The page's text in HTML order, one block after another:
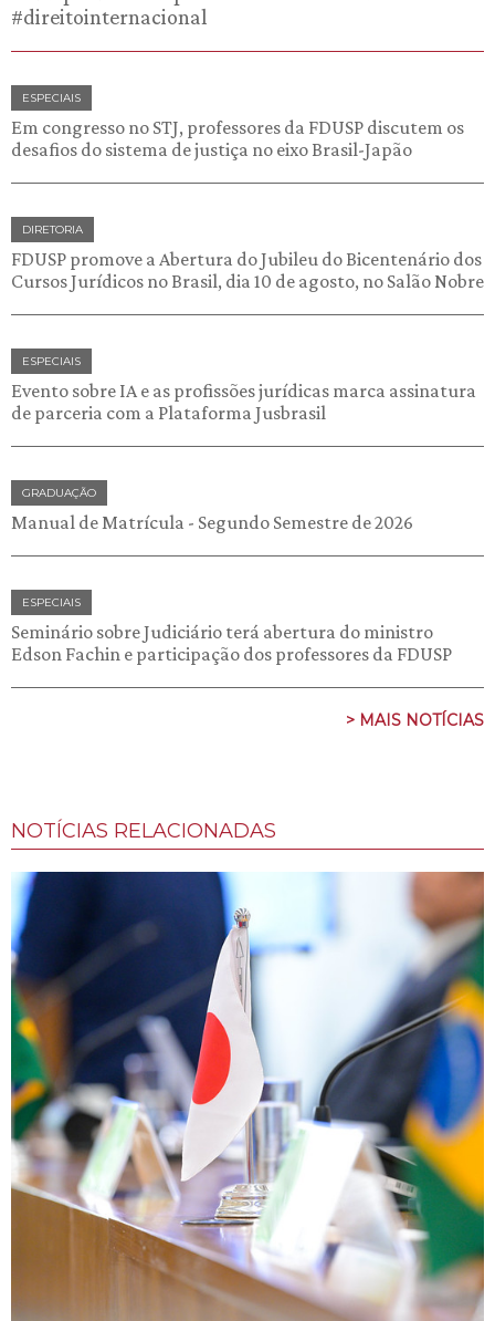
#direitointernacional
ESPECIAIS
Em congresso no STJ, professores da FDUSP discutem os
desafios do sistema de justiça no eixo Brasil-Japão
DIRETORIA
FDUSP promove a Abertura do Jubileu do Bicentenário dos
Cursos Jurídicos no Brasil, dia 10 de agosto, no Salão Nobre
ESPECIAIS
Evento sobre IA e as profissões jurídicas marca assinatura
de parceria com a Plataforma Jusbrasil
GRADUAÇÃO
Manual de Matrícula - Segundo Semestre de 2026
ESPECIAIS
Seminário sobre Judiciário terá abertura do ministro
Edson Fachin e participação dos professores da FDUSP
> MAIS NOTÍCIAS
NOTÍCIAS RELACIONADAS